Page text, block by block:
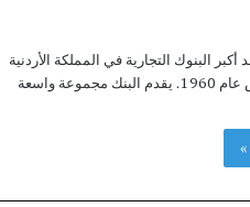
أكبر البنوك التجارية في المملكة الأردنية
الهاشمية، تأسس عام 1960. يقدم البنك مجموعة واسعة
»